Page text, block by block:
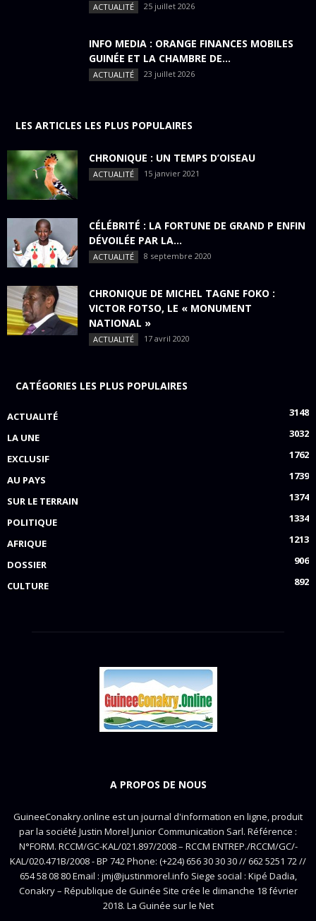
ACTUALITÉ 25 juillet 2026
INFO MEDIA : ORANGE FINANCES MOBILES
GUINÉE ET LA CHAMBRE DE...
ACTUALITÉ 23 juillet 2026
LES ARTICLES LES PLUS POPULAIRES
CHRONIQUE : UN TEMPS D’OISEAU
ACTUALITÉ 15 janvier 2021
CÉLÉBRITÉ : LA FORTUNE DE GRAND P ENFIN
DÉVOILÉE PAR LA...
ACTUALITÉ 8 septembre 2020
CHRONIQUE DE MICHEL TAGNE FOKO :
VICTOR FOTSO, LE « MONUMENT
NATIONAL »
ACTUALITÉ 17 avril 2020
CATÉGORIES LES PLUS POPULAIRES
ACTUALITÉ
3148
LA UNE
3032
EXCLUSIF
1762
AU PAYS
1739
SUR LE TERRAIN
1374
POLITIQUE
1334
AFRIQUE
1213
DOSSIER
906
CULTURE
892
A PROPOS DE NOUS
GuineeConakry.online est un journal d'information en ligne, produit
par la société Justin Morel Junior Communication Sarl. Référence :
N°FORM. RCCM/GC-KAL/021.897/2008 – RCCM ENTREP./RCCM/GC/-
KAL/020.471B/2008 - BP 742 Phone: (+224) 656 30 30 30 // 662 5251 72 //
654 58 08 80 Email : jmj@justinmorel.info Siege social : Kipé Dadia,
Conakry – République de Guinée Site crée le dimanche 18 février
2018. La Guinée sur le Net